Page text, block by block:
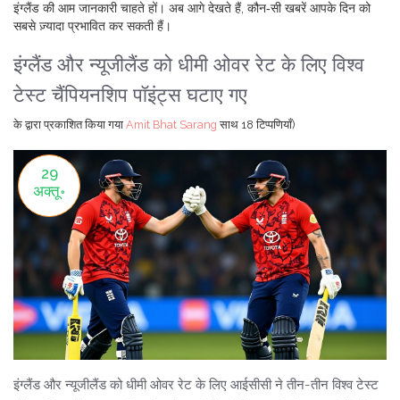
इंग्लैंड की आम जानकारी चाहते हों। अब आगे देखते हैं, कौन‑सी खबरें आपके दिन को
सबसे ज़्यादा प्रभावित कर सकती हैं।
इंग्लैंड और न्यूजीलैंड को धीमी ओवर रेट के लिए विश्व
टेस्ट चैंपियनशिप पॉइंट्स घटाए गए
के द्वारा प्रकाशित किया गया Amit Bhat Sarang साथ 18 टिप्पणियाँ)
29
अक्तू॰
इंग्लैंड और न्यूजीलैंड को धीमी ओवर रेट के लिए आईसीसी ने तीन-तीन विश्व टेस्ट